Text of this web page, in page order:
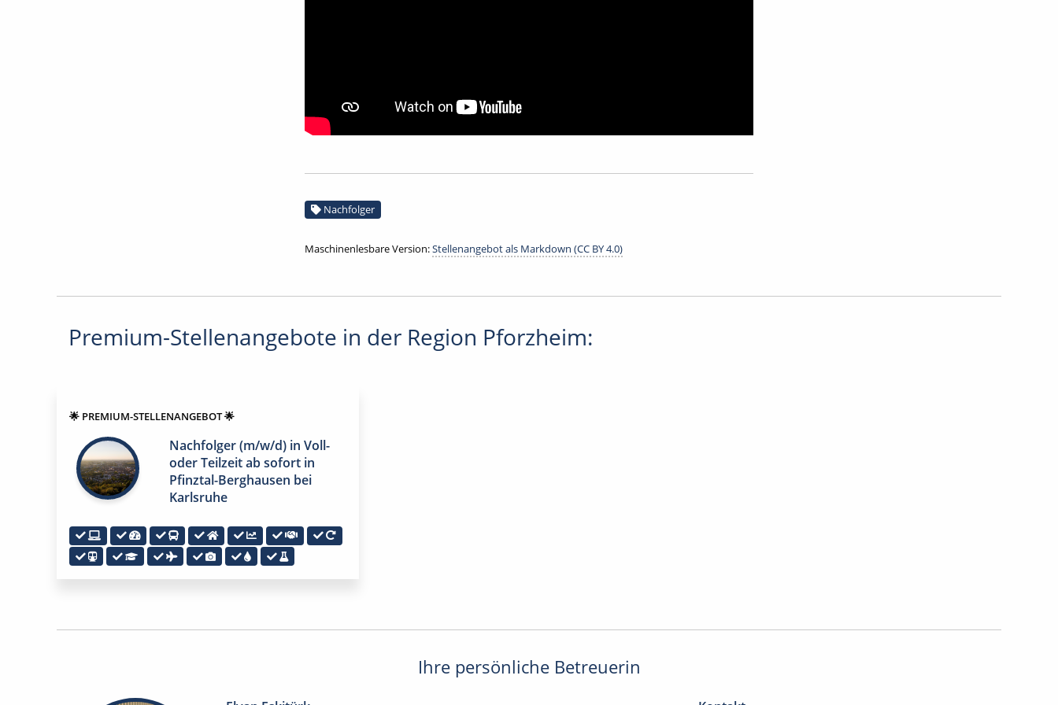
Nachfolger
Maschinenlesbare Version:Stellenangebot als Markdown (CC BY 4.0)
Premium-Stellenangebote in der Region Pforzheim:
🌟 PREMIUM-STELLENANGEBOT 🌟
Nachfolger (m/w/d) in Voll-
oder Teilzeit ab sofort in
Pfinztal-Berghausen bei
Karlsruhe
Ihre persönliche Betreuerin